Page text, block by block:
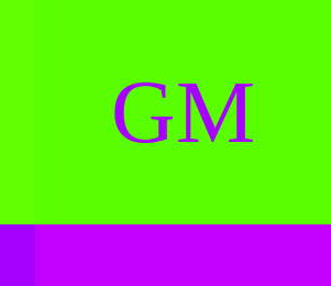
GM